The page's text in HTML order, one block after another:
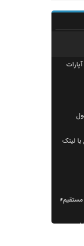
با لینک